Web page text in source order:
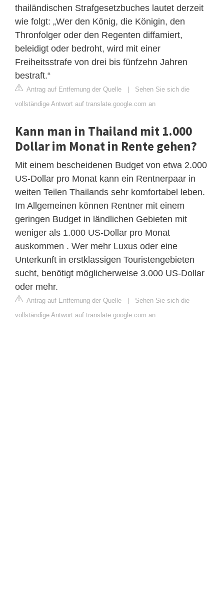
thailändischen Strafgesetzbuches lautet derzeit
wie folgt: „Wer den König, die Königin, den
Thronfolger oder den Regenten diffamiert,
beleidigt oder bedroht, wird mit einer
Freiheitsstrafe von drei bis fünfzehn Jahren
bestraft.“
Antrag auf Entfernung der Quelle | Sehen Sie sich die
vollständige Antwort auf translate.google.com an
Kann man in Thailand mit 1.000
Dollar im Monat in Rente gehen?
Mit einem bescheidenen Budget von etwa 2.000
US-Dollar pro Monat kann ein Rentnerpaar in
weiten Teilen Thailands sehr komfortabel leben.
Im Allgemeinen können Rentner mit einem
geringen Budget in ländlichen Gebieten mit
weniger als 1.000 US-Dollar pro Monat
auskommen . Wer mehr Luxus oder eine
Unterkunft in erstklassigen Touristengebieten
sucht, benötigt möglicherweise 3.000 US-Dollar
oder mehr.
Antrag auf Entfernung der Quelle | Sehen Sie sich die
vollständige Antwort auf translate.google.com an